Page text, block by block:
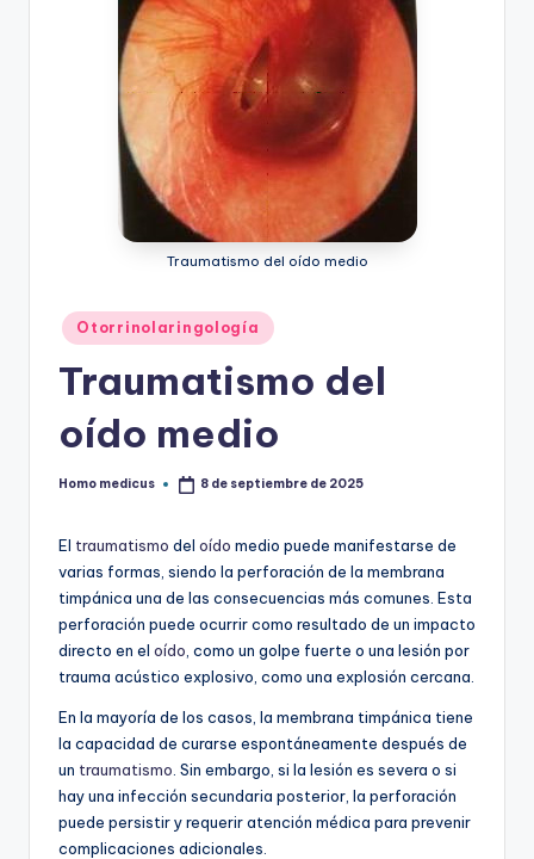
Traumatismo del oído medio
Publicado
en
Otorrinolaringología
Traumatismo del
oído medio
Publicado
Homo medicus 8 de septiembre de 2025
El traumatismo del oído medio puede manifestarse de
varias formas, siendo la perforación de la membrana
timpánica una de las consecuencias más comunes. Esta
perforación puede ocurrir como resultado de un impacto
directo en el oído , como un golpe fuerte o una lesión por
trauma acústico explosivo, como una explosión cercana.
En la mayoría de los casos, la membrana timpánica tiene
la capacidad de curarse espontáneamente después de
un traumatismo . Sin embargo, si la lesión es severa o si
hay una infección secundaria posterior, la perforación
puede persistir y requerir atención médica para prevenir
complicaciones adicionales.